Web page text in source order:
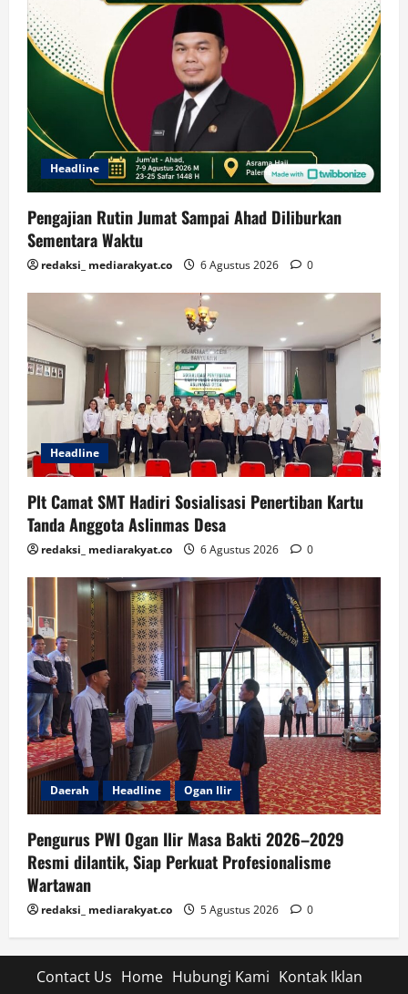
Headline
Pengajian Rutin Jumat Sampai Ahad Diliburkan
Sementara Waktu
redaksi_ mediarakyat.co 6 Agustus 2026 0
Headline
Plt Camat SMT Hadiri Sosialisasi Penertiban Kartu
Tanda Anggota Aslinmas Desa
redaksi_ mediarakyat.co 6 Agustus 2026 0
Daerah Headline Ogan Ilir
Pengurus PWI Ogan Ilir Masa Bakti 2026–2029
Resmi dilantik, Siap Perkuat Profesionalisme
Wartawan
redaksi_ mediarakyat.co 5 Agustus 2026 0
Contact Us Home Hubungi Kami Kontak Iklan